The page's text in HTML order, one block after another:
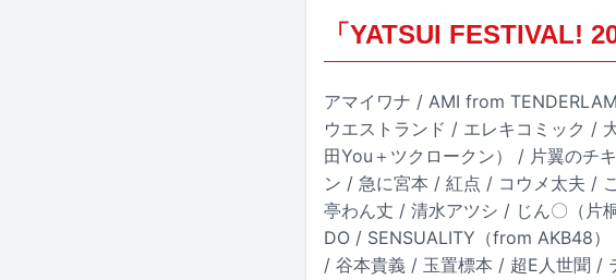
「YATSUI FESTIVAL!
アマイワナ / AMI from
ウエストランド / エレキコミック /
田You＋ツクロークン） / 片翼のチ
ン / 急に宮本 / 紅点 / コウメ太夫 /
亭わん丈 / 清水アツシ / じん〇（片
DO / SENSUALITY（from AKB48
/ 谷本貴義 / 玉置標本 / 超E人世聞